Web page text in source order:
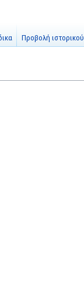
Προβολή ιστορικού